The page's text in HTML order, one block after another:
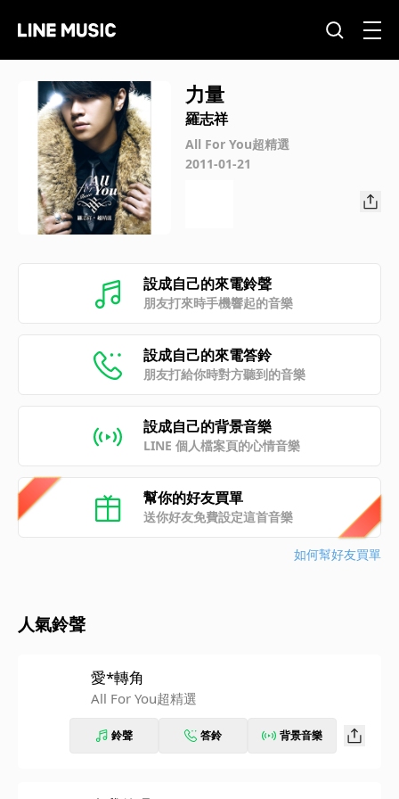
力量
羅志祥
All For You超精選
2011-01-21
設成自己的來電鈴聲
朋友打來時手機響起的音樂
設成自己的來電答鈴
朋友打給你時對方聽到的音樂
設成自己的背景音樂
LINE 個人檔案頁的心情音樂
幫你的好友買單
送你好友免費設定這首音樂
如何幫好友買單
人氣鈴聲
愛*轉角
All For You超精選
鈴聲 答鈴 背景音樂